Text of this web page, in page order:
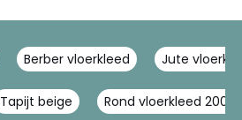
Berber vloerkleed Jute
Tapijt beige Rond vloerkleed 200